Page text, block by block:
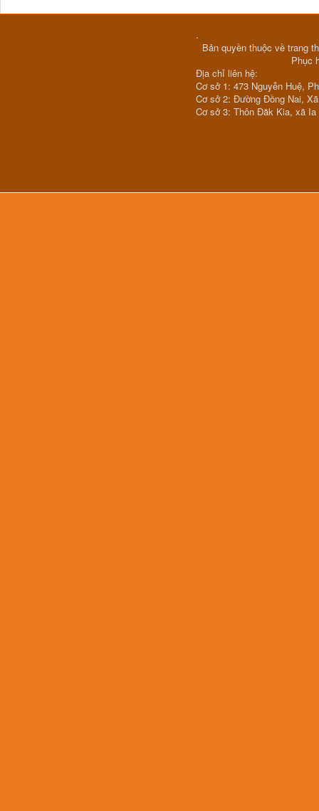
.
Bản quyền thuộc về trang
Phục
Địa chỉ liên hệ:
Cơ sở 1: 473 Nguyễn Huệ,
Cơ sở 2: Đường Đồng Nai,
Cơ sở 3: Thôn Đăk Kia, xã Ia